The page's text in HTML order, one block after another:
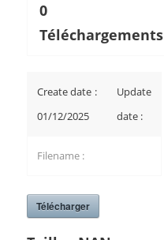
0
Téléchargements
Create date :
01/12/2025
Update
date :
Filename :
Télécharger